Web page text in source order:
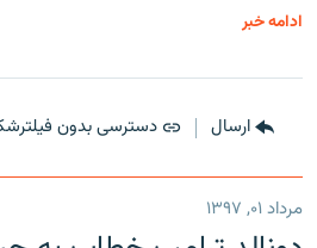
ادامه خبر
ارسال دسترسی بدون
مرداد ۰۱, ۱۳۹۷